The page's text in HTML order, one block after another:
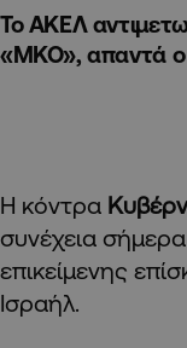
Το ΑΚΕΛ
«ΜΚΟ», απαντά ο
Η κόντρα
συνέχεια
επικείμενης
Ισραήλ.